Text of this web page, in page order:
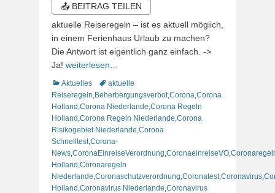
📤 BEITRAG TEILEN
aktuelle Reiseregeln – ist es aktuell möglich,
in einem Ferienhaus Urlaub zu machen?
Die Antwort ist eigentlich ganz einfach. ->
Ja! weiterlesen…
Kategorien
Aktuelles Schlagworte
aktuelle
Reiseregeln Beherbergungsverbot,Corona Corona
Holland Corona Niederlande Corona Regeln
Holland Corona Regeln Niederlande Corona
Risikogebiet Niederlande Corona
Schnelltest,Corona-
News CoronaEinreiseVerordnung CoronaeinreiseVO
Holland Coronaregeln
Niederlande Coronaschutzverordnung Coronatest,Coronavirus
Holland Coronavirus Niederlande Coronavirus